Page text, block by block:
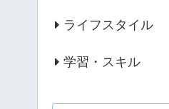
ライフスタイル
学習・スキル